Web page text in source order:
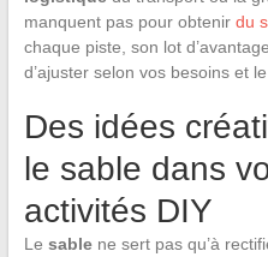
manquent pas pour obtenir du
chaque piste, son lot
d’ajuster selon vos besoins et
Des idées
le sable dans
activités DIY
Le sablene sert pas qu’à